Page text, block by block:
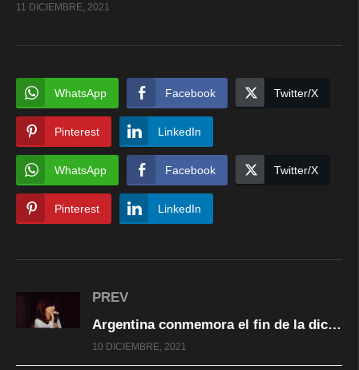
11 DICIEMBRE, 2021
WhatsApp Facebook Twitter/X
Pinterest LinkedIn
WhatsApp Facebook Twitter/X
Pinterest LinkedIn
PREV
Argentina conmemora el fin de la dictadura en diciembre de 1983; en el día de la demcracia y DH
10 DICIEMBRE, 2021